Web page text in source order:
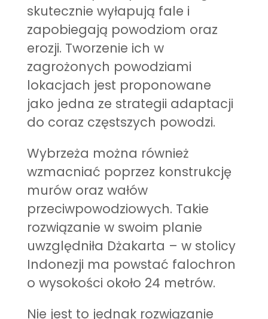
skutecznie wyłapują fale i
zapobiegają powodziom oraz
erozji. Tworzenie ich w
zagrożonych powodziami
lokacjach jest proponowane
jako jedna ze strategii adaptacji
do coraz częstszych powodzi.
Wybrzeża można również
wzmacniać poprzez konstrukcję
murów oraz wałów
przeciwpowodziowych. Takie
rozwiązanie w swoim planie
uwzględniła Dżakarta – w stolicy
Indonezji ma powstać falochron
o wysokości około 24 metrów.
Nie jest to jednak rozwiązanie